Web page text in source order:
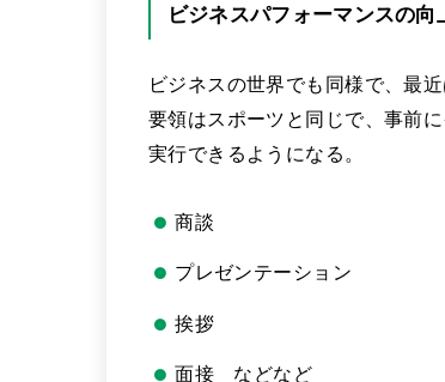
ビジネスパフォーマンスの向
ビジネスの世界でも同様で、最
要領はスポーツと同じで、事前
実行できるようになる。
商談
プレゼンテーション
挨拶
面接 などなど